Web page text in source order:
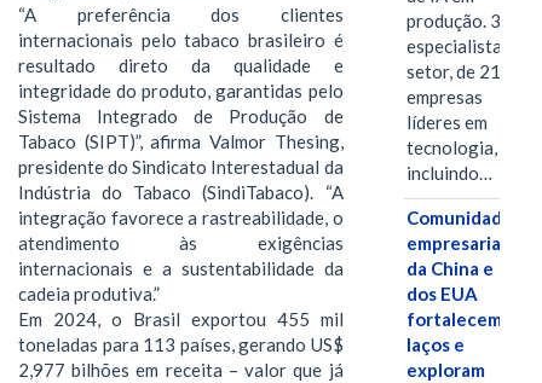
“A preferência dos clientes
internacionais pelo tabaco brasileiro é
resultado direto da qualidade e
integridade do produto, garantidas pelo
Sistema Integrado de Produção de
Tabaco (SIPT)”, afirma Valmor Thesing,
presidente do Sindicato Interestadual da
Indústria do Tabaco (SindiTabaco). “A
integração favorece a rastreabilidade, o
atendimento às exigências
internacionais e a sustentabilidade da
cadeia produtiva.”
Em 2024, o Brasil exportou 455 mil
toneladas para 113 países, gerando US$
2,977 bilhões em receita – valor que já
produção. 38
especialistas do
setor, de 21
empresas
líderes em
tecnologia,
incluindo…
Comunidades
empresariais
da China e
dos EUA
fortalecem
laços e
exploram